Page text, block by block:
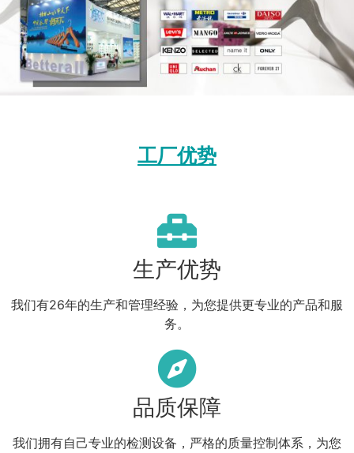
工厂优势
生产优势
我们有26年的生产和管理经验，为您提供更专业的产品和服
务。
品质保障
我们拥有自己专业的检测设备，严格的质量控制体系，为您